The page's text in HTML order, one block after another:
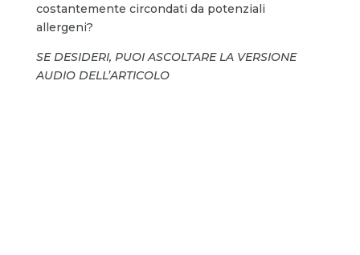
costantemente circondati da potenziali
allergeni?
SE DESIDERI, PUOI ASCOLTARE LA VERSIONE
AUDIO DELL’ARTICOLO